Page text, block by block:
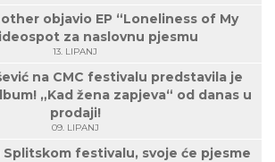
objavio EP “Loneliness of My
za naslovnu pjesmu
13. LIPANJ
na CMC festivalu predstavila je
„Kad žena zapjeva“ od danas u
prodaji!
09. LIPANJ
festivalu, svoje će pjesme